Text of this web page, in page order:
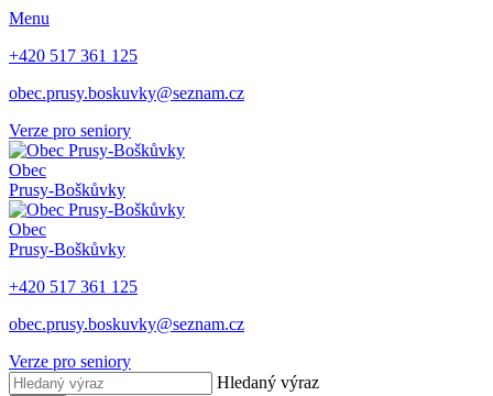
Menu
+420 517 361 125
obec.prusy.boskuvky@seznam.cz
Verze pro seniory
Obec
Prusy-Boškůvky
Obec
Prusy-Boškůvky
+420 517 361 125
obec.prusy.boskuvky@seznam.cz
Verze pro seniory
Hledaný výraz